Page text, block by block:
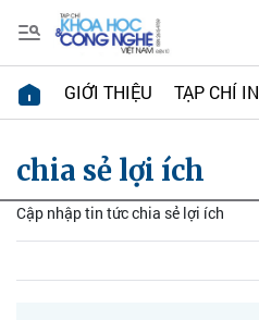
GIỚI THIỆU TẠP CHÍ IN
chia sẻ lợi ích
Cập nhập tin tức chia sẻ lợi ích